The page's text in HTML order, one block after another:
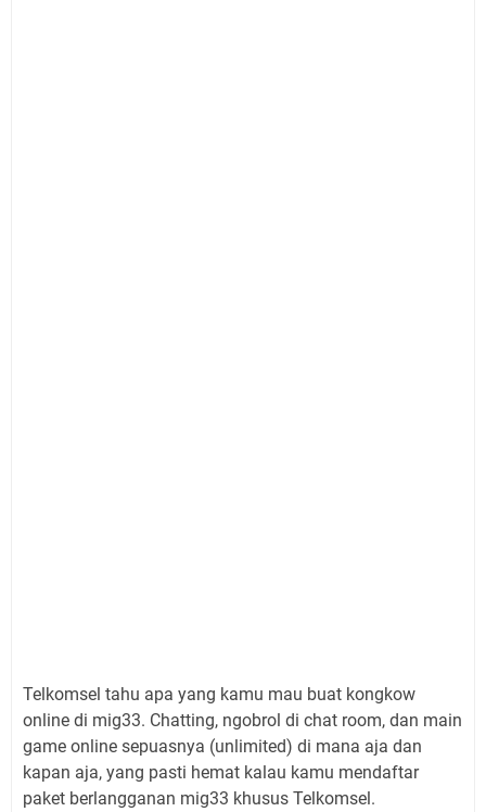
Telkomsel tahu apa yang kamu mau buat kongkow
online di mig33. Chatting, ngobrol di chat room, dan main
game online sepuasnya (unlimited) di mana aja dan
kapan aja, yang pasti hemat kalau kamu mendaftar
paket berlangganan mig33 khusus Telkomsel.